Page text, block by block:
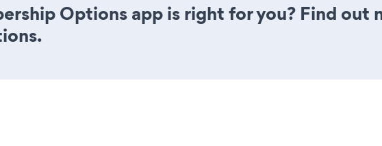
Options app is right for you? Find out